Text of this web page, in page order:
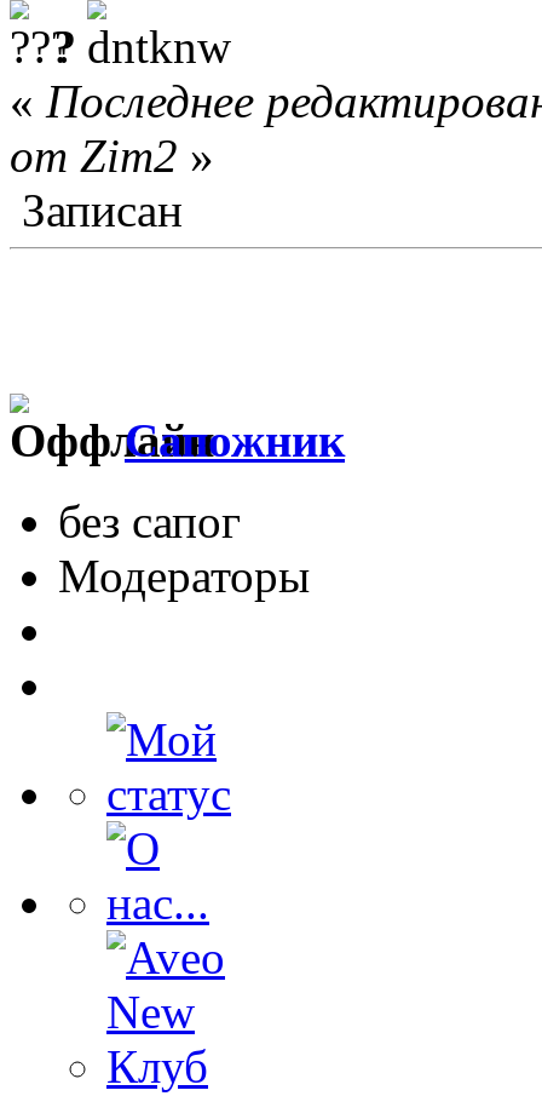
?
« Последнее
от Zim2 »
Записан
Сапожник
без сапог
Модераторы